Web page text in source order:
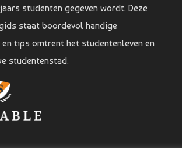
studenten gegeven wordt. Deze
staat boordevol handige
tips omtrent het studentenleven en
studentenstad.